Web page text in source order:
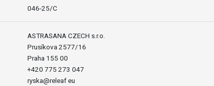
046-25/C
ASTRASANA CZECH s.r.o.
Prusíkova 2577/16
Praha 155 00
+420 775 273 047
ryska@releaf eu